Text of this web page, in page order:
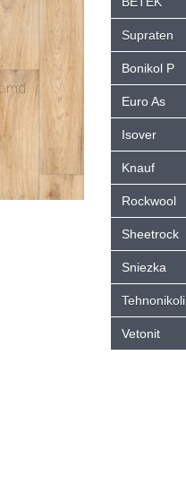
Supraten
Bonikol P
Euro As
Isover
Knauf
Rockwool
Sheetrock
Sniezka
Tehnonikoli
Vetonit